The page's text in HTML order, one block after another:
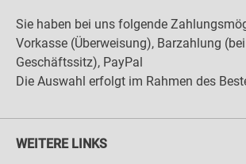
Sie haben bei uns folgende
Vorkasse (Überweisung), Barzahlung
Geschäftssitz), PayPal
Die Auswahl erfolgt im Rahmen des
WEITERE LINKS